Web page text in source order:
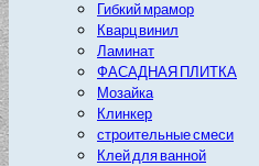
Гибкий мрамор
Кварц винил
Ламинат
ФАСАДНАЯ ПЛИТКА
Мозайка
Клинкер
строительные смеси
Клей для ванной